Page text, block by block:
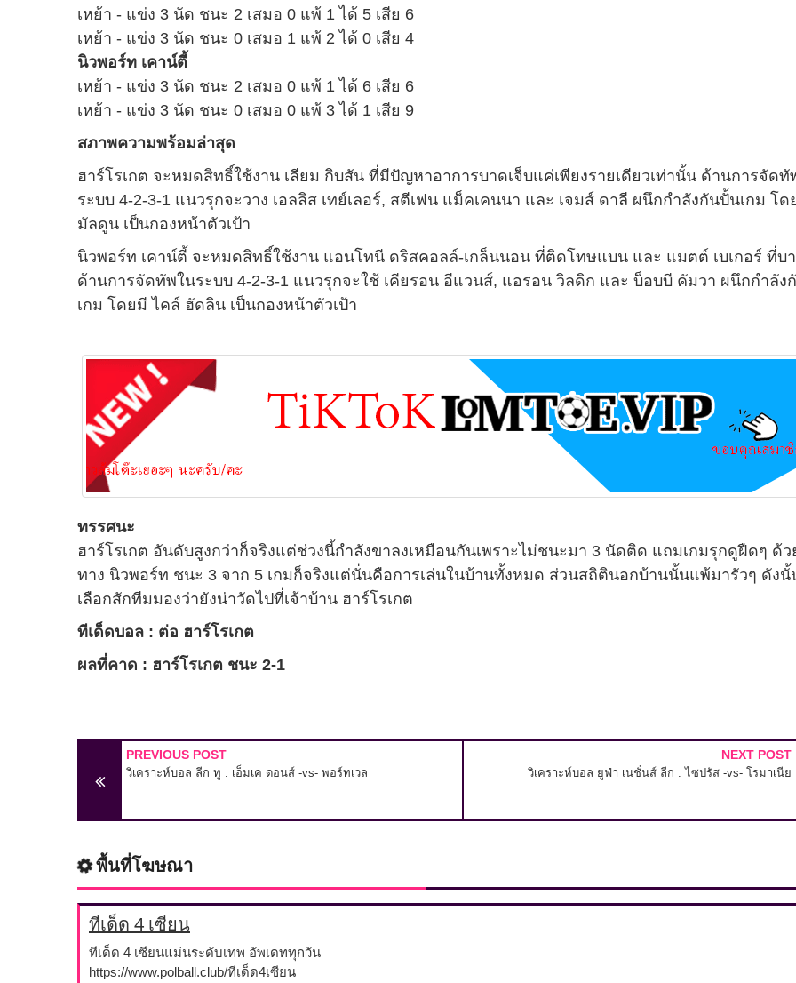
เหย้า - แข่ง 3 นัด ชนะ 2 เสมอ 0 แพ้ 1 ได้ 5 เสีย 6
เหย้า - แข่ง 3 นัด ชนะ 0 เสมอ 1 แพ้ 2 ได้ 0 เสีย 4
นิวพอร์ท เคาน์ตี้
เหย้า - แข่ง 3 นัด ชนะ 2 เสมอ 0 แพ้ 1 ได้ 6 เสีย 6
เหย้า - แข่ง 3 นัด ชนะ 0 เสมอ 0 แพ้ 3 ได้ 1 เสีย 9
สภาพความพร้อมล่าสุด
ฮาร์โรเกต จะหมดสิทธิ์ใช้งาน เลียม กิบสัน ที่มีปัญหาอาการบาดเจ็บแค่เพียงรายเดียวเท่านั้น ด้านการจัดทั
ระบบ 4-2-3-1 แนวรุกจะวาง เอลลิส เทย์เลอร์, สตีเฟน แม็คเคนนา และ เจมส์ ดาลี ผนึกกำลังกันปั้นเกม โ
มัลดูน เป็นกองหน้าตัวเป้า
นิวพอร์ท เคาน์ตี้ จะหมดสิทธิ์ใช้งาน แอนโทนี ดริสคอลล์-เกล็นนอน ที่ติดโทษแบน และ แมตต์ เบเกอร์ ที่บ
ด้านการจัดทัพในระบบ 4-2-3-1 แนวรุกจะใช้ เคียรอน อีแวนส์, แอรอน วิลดิก และ บ็อบบี คัมวา ผนึกกำลัง
เกม โดยมี ไคล์ ฮัดลิน เป็นกองหน้าตัวเป้า
ทรรศนะ
ฮาร์โรเกต อันดับสูงกว่าก็จริงแต่ช่วงนี้กำลังขาลงเหมือนกันเพราะไม่ชนะมา 3 นัดติด แถมเกมรุกดูฝืดๆ ด้
ทาง นิวพอร์ท ชนะ 3 จาก 5 เกมก็จริงแต่นั่นคือการเล่นในบ้านทั้งหมด ส่วนสถิตินอกบ้านนั้นแพ้มารัวๆ ดังนั้
เลือกสักทีมมองว่ายังน่าวัดไปที่เจ้าบ้าน ฮาร์โรเกต
ทีเด็ดบอล : ต่อ ฮาร์โรเกต
ผลที่คาด : ฮาร์โรเกต ชนะ 2-1
PREVIOUS POST
วิเคราะห์บอล ลีก ทู : เอ็มเค ดอนส์ -vs- พอร์ทเวล
NEXT POST
วิเคราะห์บอล ยูฟ่า เนชั่นส์ ลีก : ไซปรัส -vs- โรมาเนีย
พื้นที่โฆษณา
ทีเด็ด 4 เซียน
ทีเด็ด 4 เซียนแม่นระดับเทพ อัพเดททุกวัน
https://www.polball.club/ทีเด็ด4เซียน